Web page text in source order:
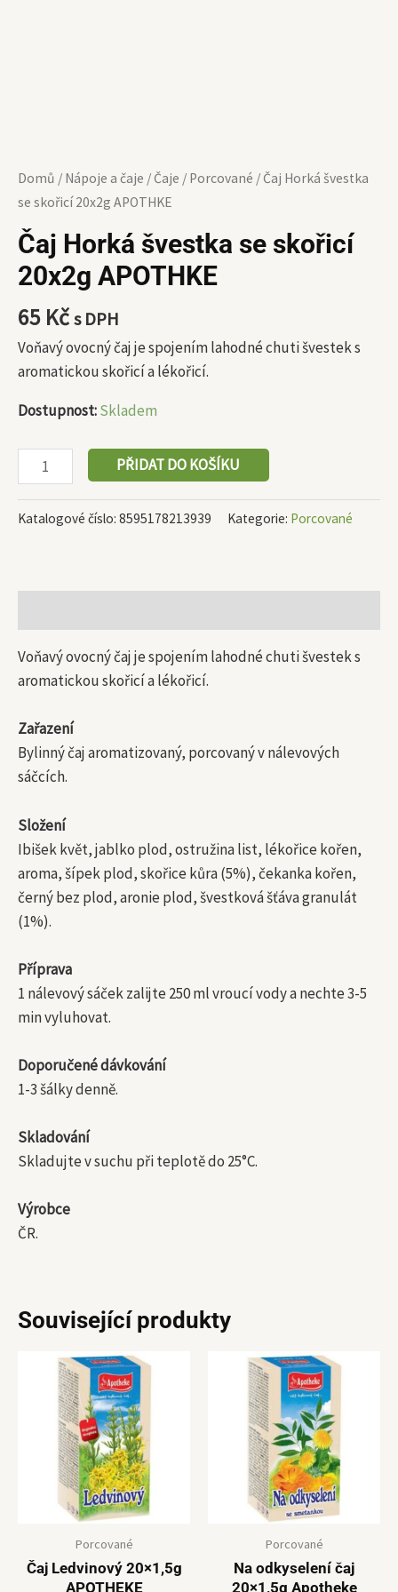
Domů / Nápoje a čaje / Čaje / Porcované / Čaj Horká švestka
se skořicí 20x2g APOTHKE
Čaj Horká švestka se skořicí
20x2g APOTHKE
65 Kčs DPH
Voňavý ovocný čaj je spojením lahodné chuti švestek s
aromatickou skořicí a lékořicí.
Dostupnost:Skladem
PŘIDAT DO KOŠÍKU
Katalogové číslo: 8595178213939 Kategorie: Porcované
Voňavý ovocný čaj je spojením lahodné chuti švestek s
aromatickou skořicí a lékořicí.
Zařazení
Bylinný čaj aromatizovaný, porcovaný v nálevových
sáčcích.
Složení
Ibišek květ, jablko plod, ostružina list, lékořice kořen,
aroma, šípek plod, skořice kůra (5%), čekanka kořen,
černý bez plod, aronie plod, švestková šťáva granulát
(1%).
Příprava
1 nálevový sáček zalijte 250 ml vroucí vody a nechte 3-5
min vyluhovat.
Doporučené dávkování
1-3 šálky denně.
Skladování
Skladujte v suchu při teplotě do 25°C.
Výrobce
ČR.
Související produkty
Porcované
Čaj Ledvinový 20×1,5g
APOTHEKE
Porcované
Na odkyselení čaj
20×1,5g Apotheke